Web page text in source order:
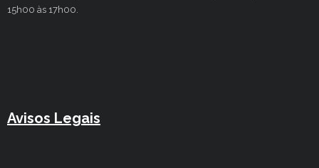
15h00 às 17h00.
Avisos Legais